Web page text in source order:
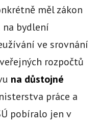
měl zákon
bydlení
ve srovnání
rozpočtů
na důstojné
práce a
pobíralo jen v